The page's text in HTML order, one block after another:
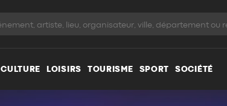
CULTURE LOISIRS TOURISME SPORT SOCIÉTÉ